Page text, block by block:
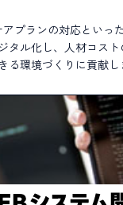
プランの対応といっ
タル化し、人材コス
る環境づくりに貢献し